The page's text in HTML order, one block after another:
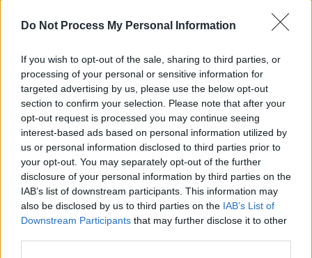
Do Not Process My Personal Information
If you wish to opt-out of the sale, sharing to third parties, or
processing of your personal or sensitive information for
targeted advertising by us, please use the below opt-out
section to confirm your selection. Please note that after your
opt-out request is processed you may continue seeing
interest-based ads based on personal information utilized by
us or personal information disclosed to third parties prior to
your opt-out. You may separately opt-out of the further
disclosure of your personal information by third parties on the
IAB’s list of downstream participants. This information may
also be disclosed by us to third parties on the IAB’s List of
Downstream Participants that may further disclose it to other
τελευταία στιγμή από τις ριπές του
Παράλληλα, οι Αρχέςπροσπαθούν να
διαπιστώσουν ποιος ήταν αυτός που για
δεκάδες χιλιάδες ευρώ υπέγραψε το
συμβόλαιοθανάτου. Η συγκεκριμένη πάντως
συμμορία είχε αρχηγό, υπαρχηγό και δύο
άτομα που είχαν υποστηρικτικό ρόλο.